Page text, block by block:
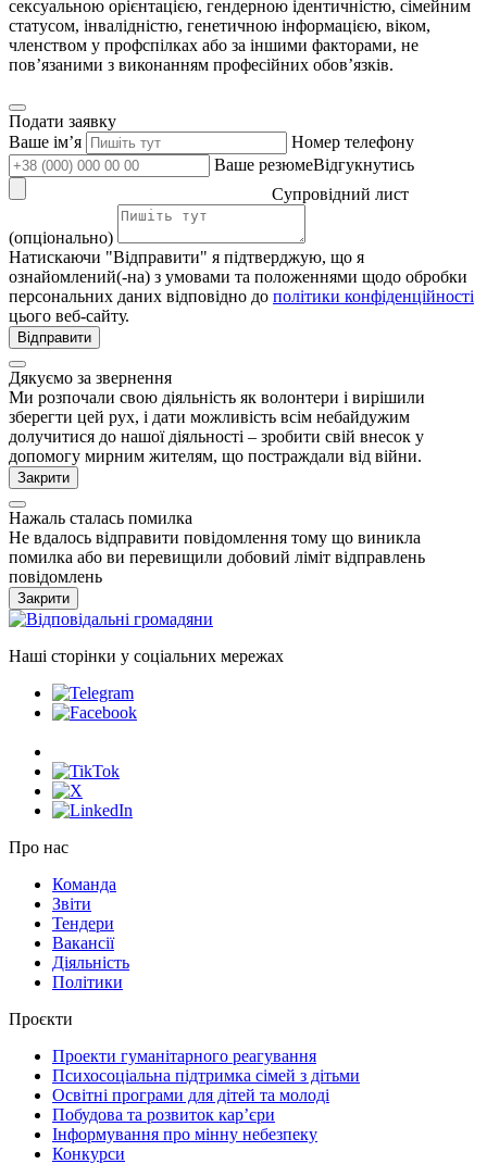
сексуальною орієнтацією, гендерною ідентичністю, сімейним
статусом, інвалідністю, генетичною інформацією, віком,
членством у профспілках або за іншими факторами, не
пов’язаними з виконанням професійних обов’язків.
Подати заявку
Ваше імʼя
Номер телефону
Ваше резюмеВідгукнутись
Супровідний лист
(опціонально)
Натискаючи "Відправити" я підтверджую, що я
ознайомлений(-на) з умовами та положеннями щодо обробки
персональних даних відповідно до політики конфіденційності
цього веб-сайту.
Відправити
Дякуємо за звернення
Ми розпочали свою діяльність як волонтери і вирішили
зберегти цей рух, і дати можливість всім небайдужим
долучитися до нашої діяльності – зробити свій внесок у
допомогу мирним жителям, що постраждали від війни.
Закрити
Нажаль сталась помилка
Не вдалось відправити повідомлення тому що виникла
помилка або ви перевищили добовий ліміт відправлень
повідомлень
Закрити
Наші сторінки у соціальних мережах
Про нас
Команда
Звіти
Тендери
Вакансії
Діяльність
Політики
Проєкти
Проекти гуманітарного реагування
Психосоціальна підтримка сімей з дітьми
Освітні програми для дітей та молоді
Побудова та розвиток кар’єри
Інформування про мінну небезпеку
Конкурси